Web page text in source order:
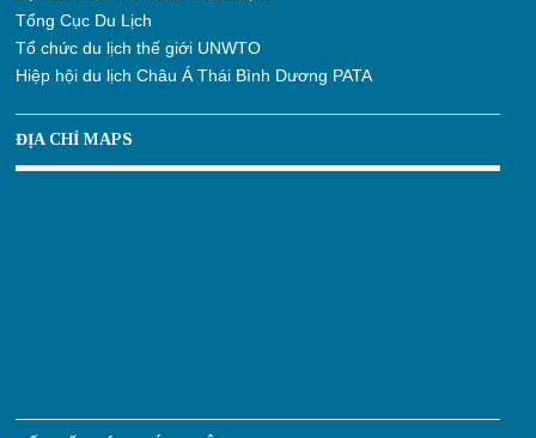
Tổng Cục Du Lịch
Tổ chức du lịch thế giới UNWTO
Hiệp hội du lịch Châu Á Thái Bình Dương PATA
ĐỊA CHỈ MAPS